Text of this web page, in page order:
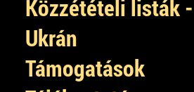
Közzétételi listák -
Ukrán
Támogatások